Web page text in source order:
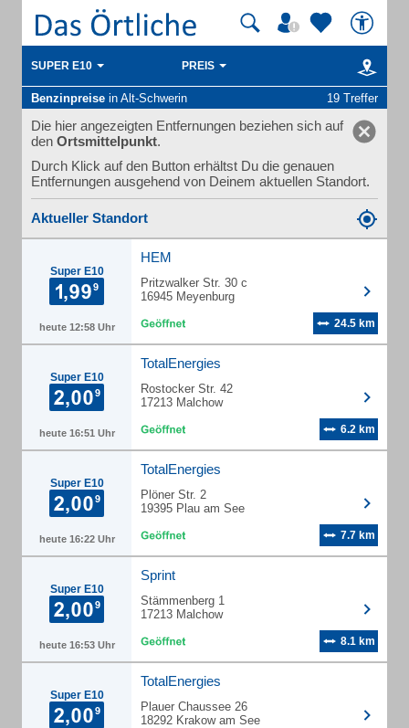
SUPER E10 PREIS
Benzinpreise in Alt-Schwerin 19 Treffer
Die hier angezeigten Entfernungen beziehen sich auf
den Ortsmittelpunkt.
Durch Klick auf den Button erhältst Du die genauen
Entfernungen ausgehend von Deinem aktuellen Standort.
Aktueller Standort
Super E10
heute 12:58 Uhr
HEM
Pritzwalker Str. 30 c
16945 Meyenburg
24.5 km
Super E10
heute 16:51 Uhr
TotalEnergies
Rostocker Str. 42
17213 Malchow
6.2 km
Super E10
heute 16:22 Uhr
TotalEnergies
Plöner Str. 2
19395 Plau am See
7.7 km
Super E10
heute 16:53 Uhr
Sprint
Stämmenberg 1
17213 Malchow
8.1 km
Super E10
TotalEnergies
Plauer Chaussee 26
18292 Krakow am See